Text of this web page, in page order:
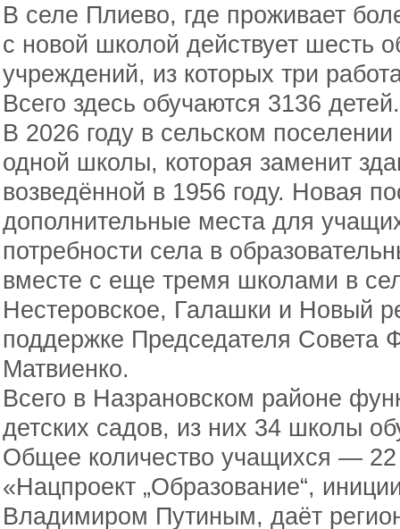
В селе Плиево, где проживает
с новой школой действует шесть
учреждений, из которых три
Всего здесь обучаются 3136 детей.
В 2026 году в сельском
одной школы, которая заменит
возведённой в 1956 году. Новая
дополнительные места для
потребности села в
вместе с еще тремя школами в
Нестеровское, Галашки и Новый
поддержке Председателя
Матвиенко.
Всего в Назрановском районе
детских садов, из них 34 школы
Общее количество учащихся — 22
«Нацпроект „Образование“,
Владимиром Путиным, даёт